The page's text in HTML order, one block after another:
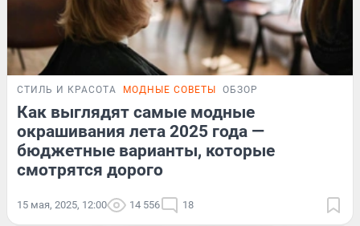
СТИЛЬ И КРАСОТА МОДНЫЕ СОВЕТЫ ОБЗОР
Как выглядят самые модные
окрашивания лета 2025 года —
бюджетные варианты, которые
смотрятся дорого
15 мая, 2025, 12:00 14 556 18